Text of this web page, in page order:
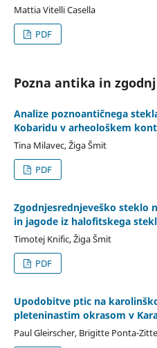
Mattia Vitelli Casella
PDF
Pozna antika in
Analize poznoantičnega
Kobaridu v arheološkem
Tina Milavec, Žiga Šmit
PDF
Zgodnjesrednjeveško steklo
in jagode iz halofitskega
Timotej Knific, Žiga Šmit
PDF
Upodobitve ptic na
pleteninastim okrasom v
Paul Gleirscher, Brigitte Ponta-